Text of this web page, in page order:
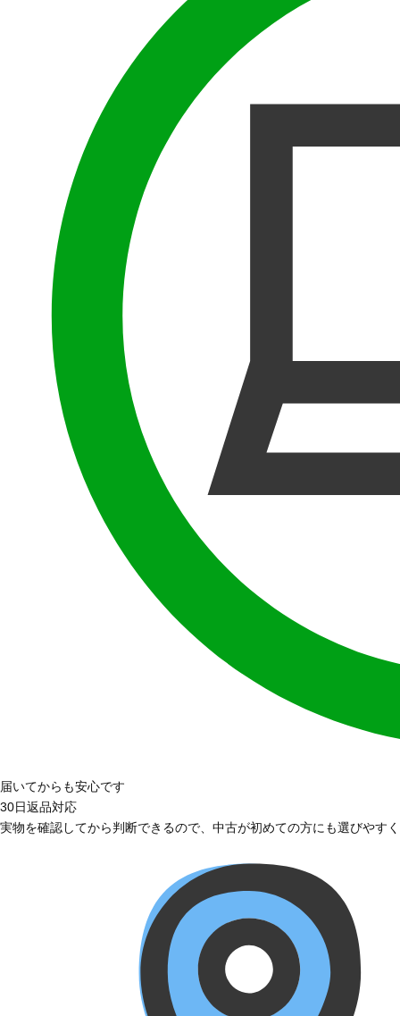
届いてからも安心です
30日返品対応
実物を確認してから判断できるので、中古が初めての方にも選びやす